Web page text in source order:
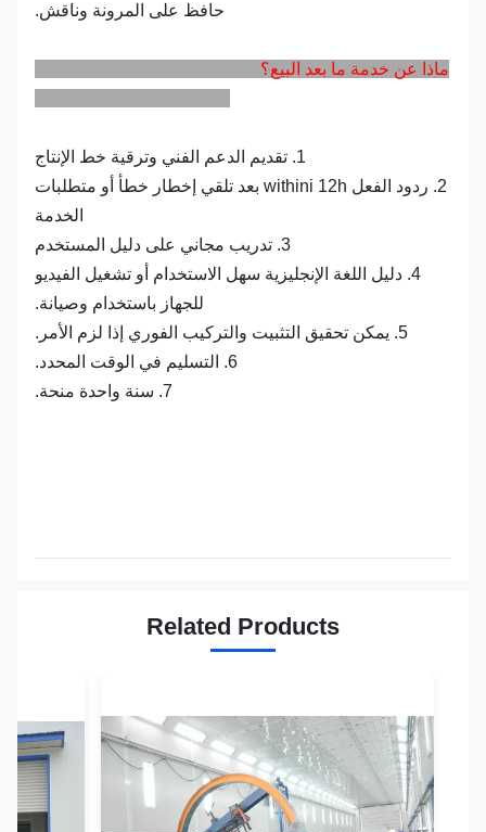
حافظ على المرونة وناقش.
ماذا عن خدمة ما بعد البيع؟
2. ردود الفعل withini 12h بعد تلقي إخطار خطأ أو متطلبات
الخدمة
4. دليل اللغة الإنجليزية سهل الاستخدام أو تشغيل الفيديو
للجهاز باستخدام وصيانة.
Related Products